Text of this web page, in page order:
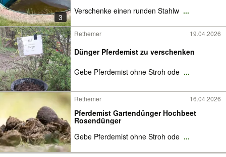
3
Verschenke einen runden Stahlw ...
Rethemer 19.04.2026
Dünger Pferdemist zu verschenken
Gebe Pferdemist ohne Stroh ode ...
Rethemer 16.04.2026
Pferdemist Gartendünger Hochbeet
Rosendünger
Gebe Pferdemist ohne Stroh ode ...